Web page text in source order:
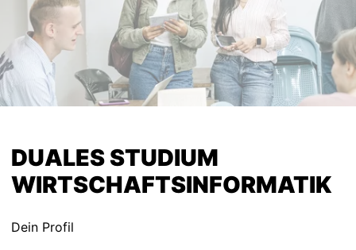
DUALES STUDIUM
WIRTSCHAFTSINFORMATIK
Dein Profil